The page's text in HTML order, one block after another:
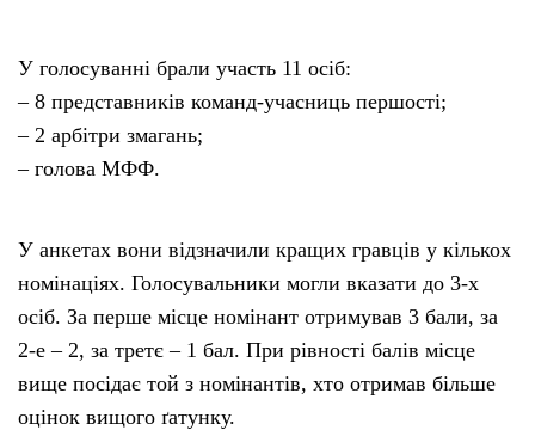
У голосуванні брали участь 11 осіб:
– 8 представників команд-учасниць першості;
– 2 арбітри змагань;
– голова МФФ.
У анкетах вони відзначили кращих гравців у кількох
номінаціях. Голосувальники могли вказати до 3-х
осіб. За перше місце номінант отримував 3 бали, за
2-е – 2, за третє – 1 бал. При рівності балів місце
вище посідає той з номінантів, хто отримав більше
оцінок вищого ґатунку.